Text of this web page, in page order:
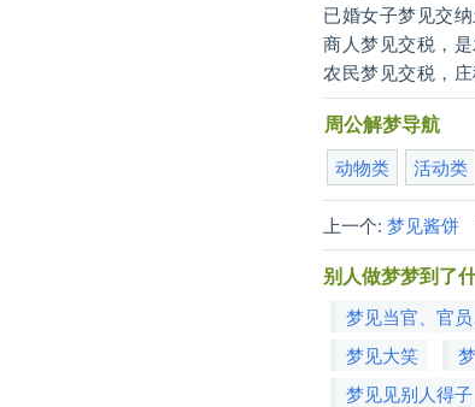
已婚女子梦见交
商人梦见交税，
农民梦见交税，庄
周公解梦导航
动物类 活动类
上一个:梦见酱饼
别人做梦梦到了
梦见当官、官
梦见大笑
梦见见别人得子